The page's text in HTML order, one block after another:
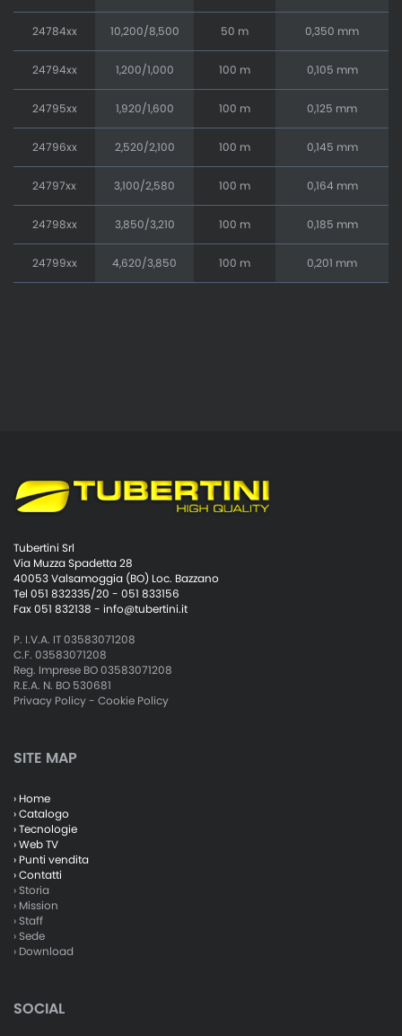
24784xx 10,200/8,500 50 m 0,350 mm
24794xx 1,200/1,000 100 m 0,105 mm
24795xx 1,920/1,600 100 m 0,125 mm
24796xx 2,520/2,100 100 m 0,145 mm
24797xx 3,100/2,580 100 m 0,164 mm
24798xx 3,850/3,210 100 m 0,185 mm
24799xx 4,620/3,850 100 m 0,201 mm
Tubertini Srl
Via Muzza Spadetta 28
40053 Valsamoggia (BO) Loc. Bazzano
Tel 051 832335/20 - 051 833156
Fax 051 832138 - info@tubertini.it
P. I.V.A. IT 03583071208
C.F. 03583071208
Reg. Imprese BO 03583071208
R.E.A. N. BO 530681
Privacy Policy- Cookie Policy
SITE MAP
› Home
› Catalogo
› Tecnologie
› Web TV
› Punti vendita
› Contatti
› Storia
› Mission
› Staff
› Sede
› Download
SOCIAL